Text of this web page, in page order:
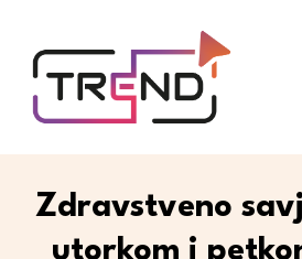
Zdravstveno
utorkom i